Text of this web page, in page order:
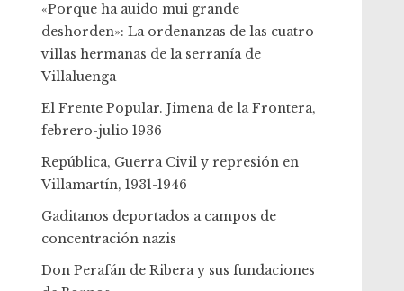
«Porque ha auido mui grande
deshorden»: La ordenanzas de las cuatro
villas hermanas de la serranía de
Villaluenga
El Frente Popular. Jimena de la Frontera,
febrero-julio 1936
República, Guerra Civil y represión en
Villamartín, 1931-1946
Gaditanos deportados a campos de
concentración nazis
Don Perafán de Ribera y sus fundaciones